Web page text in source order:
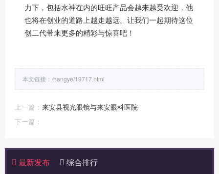
力下，包括水神在内的旺旺产品会越来越受欢迎，他
也将在创业的道路上越走越远。让我们一起期待这位
创二代带来更多的精彩与惊喜吧！
本文链接： /hangye/19717.html
上一篇： 来安县视光眼镜与来安眼科医院
下一篇：
最新发布 综合排行